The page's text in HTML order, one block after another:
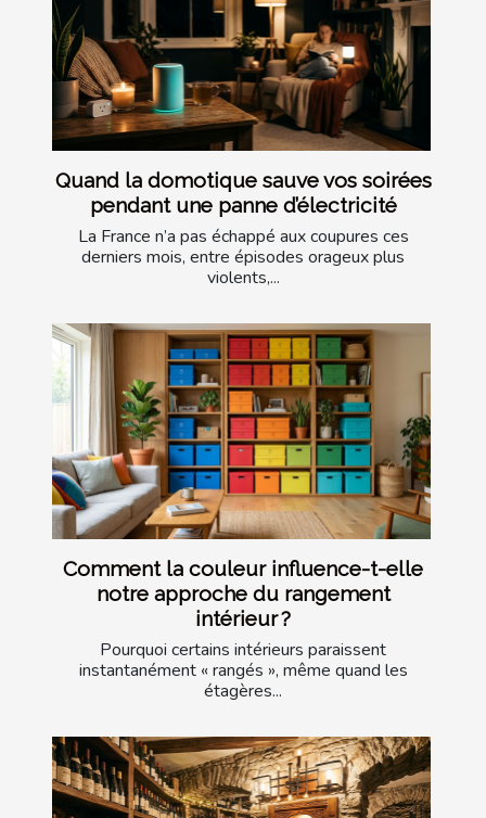
Quand la domotique sauve vos soirées
pendant une panne d’électricité
La France n’a pas échappé aux coupures ces
derniers mois, entre épisodes orageux plus
violents,...
Comment la couleur influence-t-elle
notre approche du rangement
intérieur ?
Pourquoi certains intérieurs paraissent
instantanément « rangés », même quand les
étagères...